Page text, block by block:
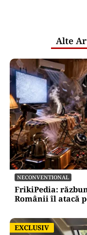
nu al
Puterea
de
repetă
pentru
publice
Alte